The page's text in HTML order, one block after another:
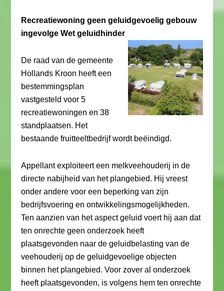
Recreatiewoning geen geluidgevoelig gebouw
ingevolge Wet geluidhinder
De raad van de gemeente
Hollands Kroon heeft een
bestemmingsplan
vastgesteld voor 5
recreatiewoningen en 38
standplaatsen. Het
bestaande fruitteeltbedrijf wordt beëindigd.
Appellant exploiteert een melkveehouderij in de
directe nabijheid van het plangebied. Hij vreest
onder andere voor een beperking van zijn
bedrijfsvoering en ontwikkelingsmogelijkheden.
Ten aanzien van het aspect geluid voert hij aan dat
ten onrechte geen onderzoek heeft
plaatsgevonden naar de geluidbelasting van de
veehouderij op de geluidgevoelige objecten
binnen het plangebied. Voor zover al onderzoek
heeft plaatsgevonden, is volgens hem ten onrechte